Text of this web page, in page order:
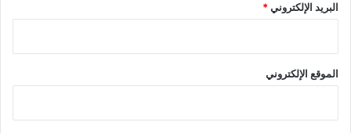
البريد الإلكتروني*
الموقع الإلكتروني